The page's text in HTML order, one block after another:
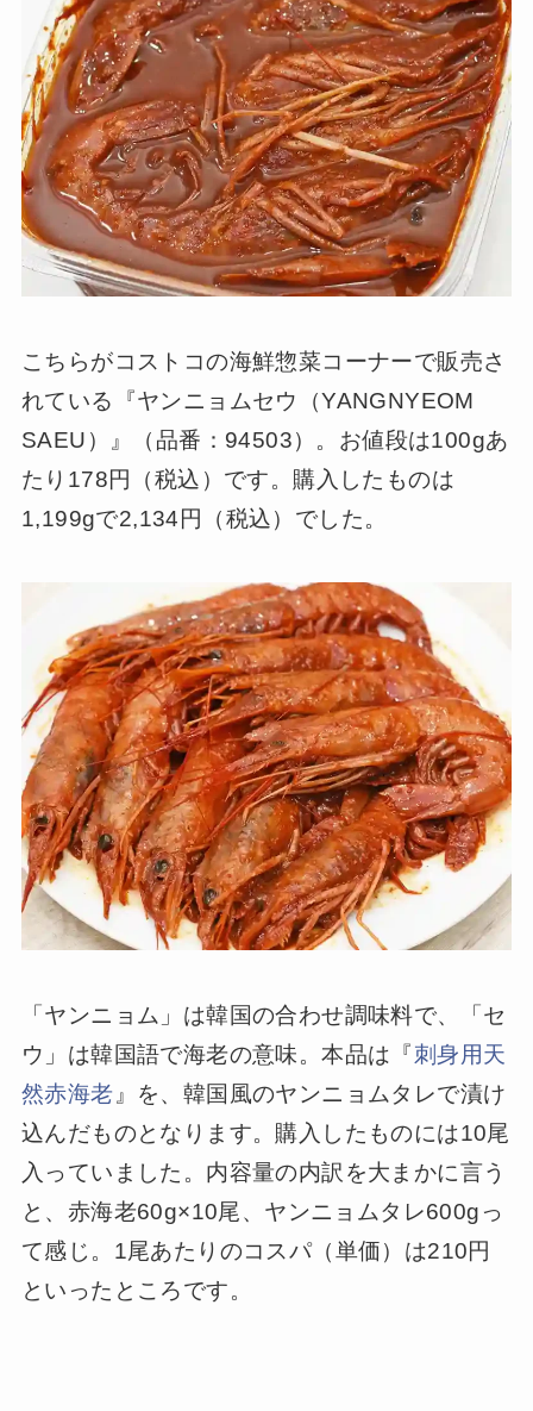
こちらがコストコの海鮮惣菜コーナーで販売さ
れている『ヤンニョムセウ（YANGNYEOM
SAEU）』（品番：94503）。お値段は100gあ
たり178円（税込）です。購入したものは
1,199gで2,134円（税込）でした。
「ヤンニョム」は韓国の合わせ調味料で、「セ
ウ」は韓国語で海老の意味。本品は『刺身用天
然赤海老 』を、韓国風のヤンニョムタレで漬け
込んだものとなります。購入したものには10尾
入っていました。内容量の内訳を大まかに言う
と、赤海老60g×10尾、ヤンニョムタレ600gっ
て感じ。1尾あたりのコスパ（単価）は210円
といったところです。